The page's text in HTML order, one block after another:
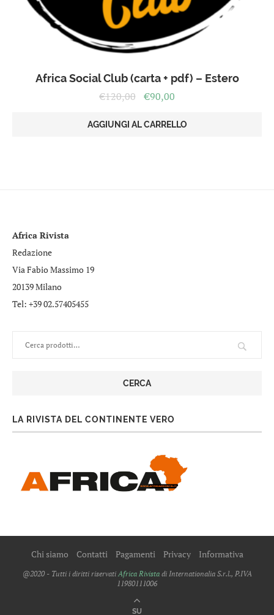
Africa Social Club (carta + pdf) – Estero
€120,00
Il
originale
€90,00Il
attuale
AGGIUNGI AL CARRELLO
Africa Rivista
Redazione
Via Fabio Massimo 19
20139 Milano
Tel: +39 02.57405455
CERCA
LA RIVISTA DEL CONTINENTE VERO
Chi siamo Contatti Pagamenti Privacy Informativa
@2020 - Tutti i diritti riservati Africa Rivistadi Internationalia S.r.l., P.IVA
11980111006
SU